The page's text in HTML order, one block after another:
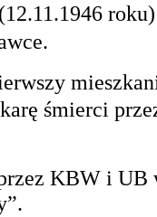
śmierci
KBW i